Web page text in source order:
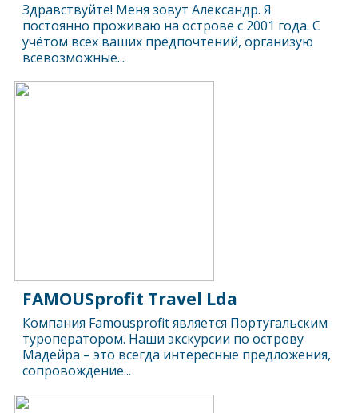
Здравствуйте! Меня зовут Александр. Я
постоянно проживаю на острове с 2001 года. С
учётом всех ваших предпочтений, организую
всевозможные...
FAMOUSprofit Travel Lda
Компания Famousprofit является Португальским
туроператором. Наши экскурсии по острову
Мадейра – это всегда интересные предложения,
сопровождение...